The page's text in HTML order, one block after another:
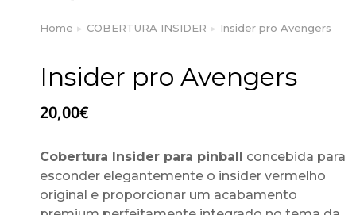
You are here:
Home COBERTURA INSIDER Insider pro Avengers
Insider pro Avengers
20,00€
Cobertura Insider para pinball
concebida para
esconder elegantemente o insider vermelho
original e proporcionar um acabamento